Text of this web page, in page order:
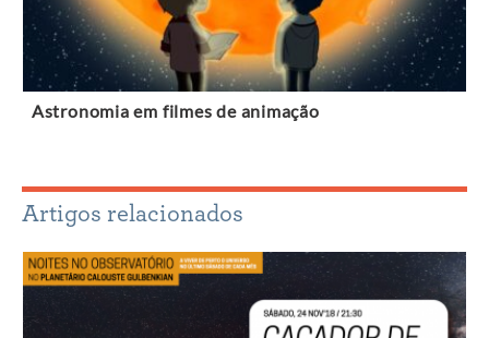
Astronomia em filmes de animação
Artigos relacionados